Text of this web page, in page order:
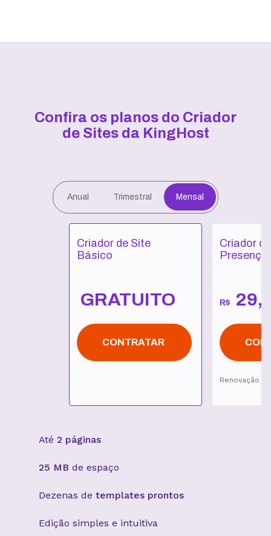
Confira os planos do Criador
de Sites da KingHost
Anual Trimestral Mensal
Criador de Site
Básico
GRATUITO
CONTRATAR
Criador
Presença
R$ 29,
Renovação
Até 2 páginas
25 MB de espaço
Dezenas de templates prontos
Edição simples e intuitiva